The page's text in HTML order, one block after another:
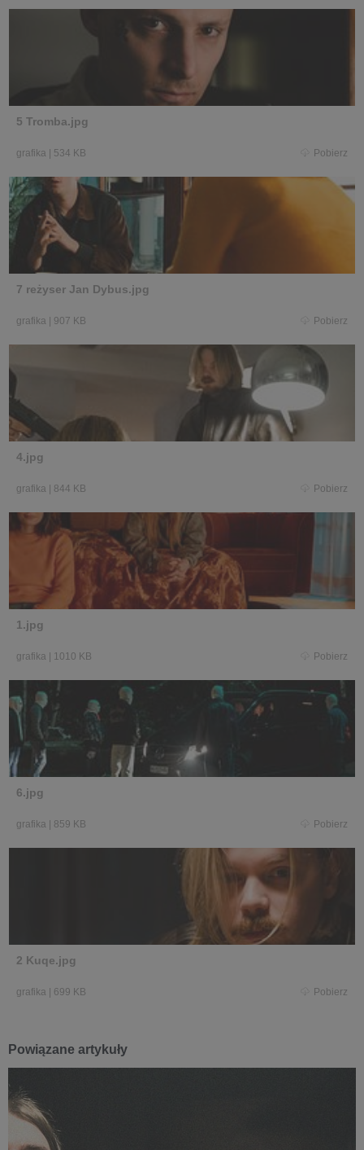
5 Tromba.jpg
grafika 534 KB Pobierz
7 reżyser Jan Dybus.jpg
grafika 907 KB Pobierz
4.jpg
grafika 844 KB Pobierz
1.jpg
grafika 1010 KB Pobierz
6.jpg
grafika 859 KB Pobierz
2 Kuqe.jpg
grafika 699 KB Pobierz
Powiązane artykuły